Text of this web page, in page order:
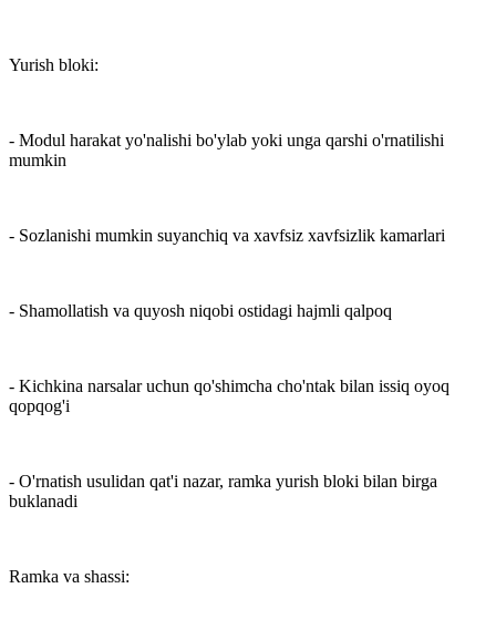
Yurish bloki:
- Modul harakat yo'nalishi bo'ylab yoki unga qarshi o'rnatilishi
mumkin
- Sozlanishi mumkin suyanchiq va xavfsiz xavfsizlik kamarlari
- Shamollatish va quyosh niqobi ostidagi hajmli qalpoq
- Kichkina narsalar uchun qo'shimcha cho'ntak bilan issiq oyoq
qopqog'i
- O'rnatish usulidan qat'i nazar, ramka yurish bloki bilan birga
buklanadi
Ramka va shassi: